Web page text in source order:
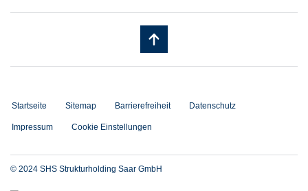
Startseite Sitemap Barrierefreiheit Datenschutz
Impressum Cookie Einstellungen
© 2024 SHS Strukturholding Saar GmbH